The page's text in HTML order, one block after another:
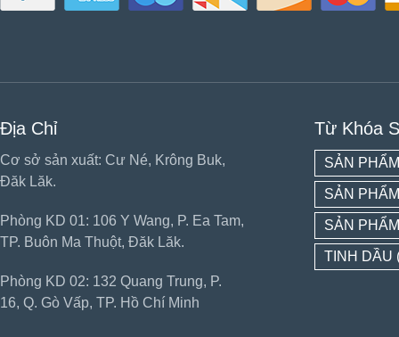
Địa Chỉ
Cơ sở sản xuất: Cư Né, Krông Buk,
Đăk Lăk.
Phòng KD 01: 106 Y Wang, P. Ea Tam,
TP. Buôn Ma Thuột, Đăk Lăk.
Phòng KD 02: 132 Quang Trung, P.
16, Q. Gò Vấp, TP. Hồ Chí Minh
Từ Khóa
SẢN
SẢN
SẢN
TINH DẦU